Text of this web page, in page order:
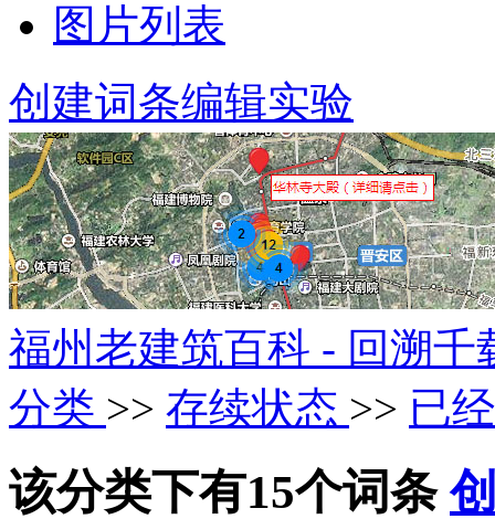
图片列表
创建词条编辑实验
福州老建筑百科 - 回溯
分类 >> 存续状态 >> 已
该分类下有15个词条